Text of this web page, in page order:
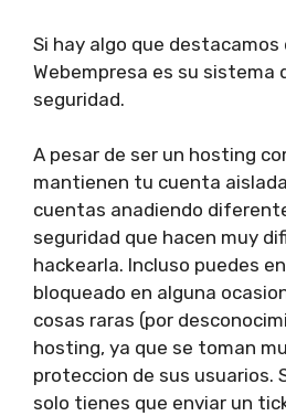
Si hay algo que destacamos
Webempresa es su sistema
seguridad.
A pesar de ser un hosting
mantienen tu cuenta
cuentas anadiendo
seguridad que hacen muy
hackearla. Incluso puedes
bloqueado en alguna
cosas raras (por
hosting, ya que se toman
proteccion de sus usuarios.
solo tienes que enviar un